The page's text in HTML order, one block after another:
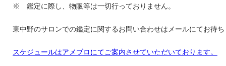
※ 鑑定に際し、物販等は一切行っておりません。
東中野のサロンでの鑑定に関するお問い合わせはメールにてお待
スケジュールはアメブロにてご案内させていただいております。